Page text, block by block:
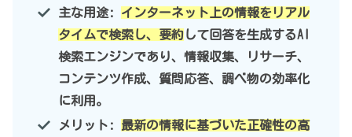
主な用途: インターネット上の情報をリアル
タイムで検索し、要約して回答を生成するAI
検索エンジンであり、情報収集、リサーチ、
コンテンツ作成、質問応答、調べ物の効率化
に利用。
メリット: 最新の情報に基づいた正確性の高